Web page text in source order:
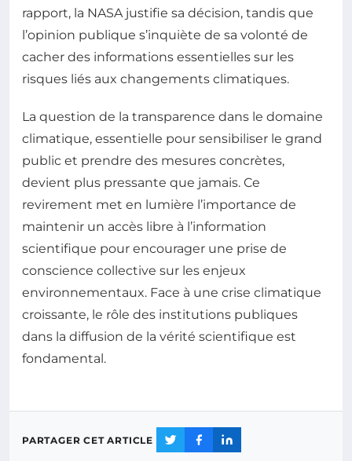
rapport, la NASA justifie sa décision, tandis que
l’opinion publique s’inquiète de sa volonté de
cacher des informations essentielles sur les
risques liés aux changements climatiques.
La question de la transparence dans le domaine
climatique, essentielle pour sensibiliser le grand
public et prendre des mesures concrètes,
devient plus pressante que jamais. Ce
revirement met en lumière l’importance de
maintenir un accès libre à l’information
scientifique pour encourager une prise de
conscience collective sur les enjeux
environnementaux. Face à une crise climatique
croissante, le rôle des institutions publiques
dans la diffusion de la vérité scientifique est
fondamental.
PARTAGER CET ARTICLE